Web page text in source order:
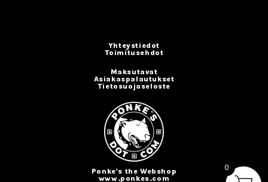
Yhteystiedot
Toimitusehdot
Maksutavat
Asiakaspalautukset
Tietosuojaseloste
Ponke's the Webshop
www.ponkes.com
0